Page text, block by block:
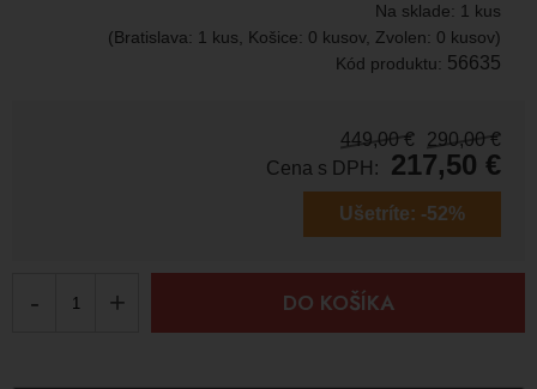
Na sklade: 1 kus
(Bratislava: 1 kus, Košice: 0 kusov, Zvolen: 0 kusov)
Kód produktu: 56635
449,00 € 290,00 €
Cena s DPH:
217,50 €
Ušetríte: -52%
- + DO KOŠÍKA